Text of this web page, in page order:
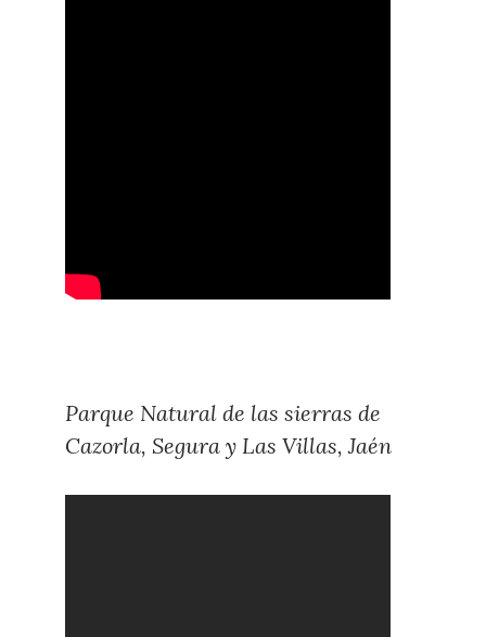
Parque Natural de las sierras de
Cazorla, Segura y Las Villas, Jaén